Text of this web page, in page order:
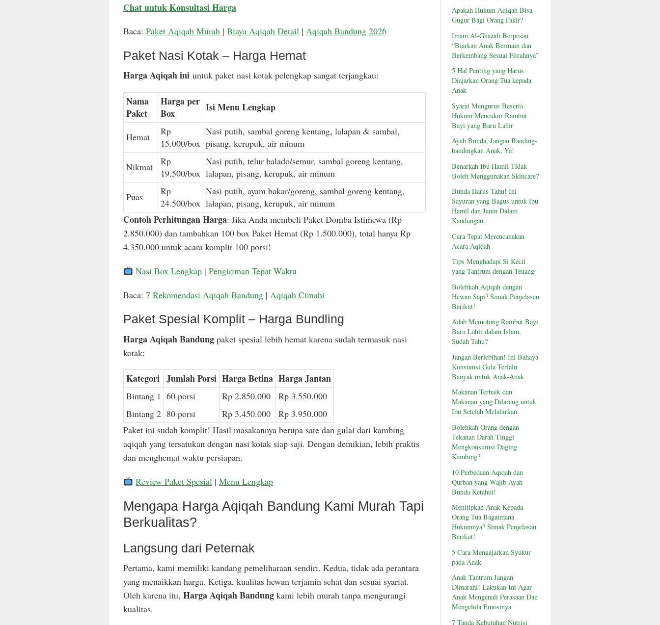
Chat untuk Konsultasi Harga
Baca: Paket Aqiqah Murah| Biaya Aqiqah Detail| Aqiqah Bandung 2026
Paket Nasi Kotak – Harga Hemat
Harga Aqiqah iniuntuk paket nasi kotak pelengkap sangat terjangkau:
Nama
Paket
Harga per
Box
Isi Menu Lengkap
Hemat
Rp
15.000/box
Nasi putih, sambal goreng kentang, lalapan & sambal,
pisang, kerupuk, air minum
Nikmat
Rp
19.500/box
Nasi putih, telur balado/semur, sambal goreng kentang,
lalapan, pisang, kerupuk, air minum
Puas
Rp
24.500/box
Nasi putih, ayam bakar/goreng, sambal goreng kentang,
lalapan, pisang, kerupuk, air minum
Contoh Perhitungan Harga: Jika Anda membeli Paket Domba Istimewa (Rp
2.850.000) dan tambahkan 100 box Paket Hemat (Rp 1.500.000), total hanya Rp
4.350.000 untuk acara komplit 100 porsi!
Nasi Box Lengkap |Pengiriman Tepat Waktu
Baca: 7 Rekomendasi Aqiqah Bandung| Aqiqah Cimahi
Paket Spesial Komplit – Harga Bundling
Harga Aqiqah Bandungpaket spesial lebih hemat karena sudah termasuk nasi
kotak:
Kategori Jumlah Porsi Harga Betina Harga Jantan
Bintang 1 60 porsi Rp 2.850.000
Rp 3.550.000
Bintang 2 80 porsi Rp 3.450.000
Rp 3.950.000
Paket ini sudah komplit! Hasil masakannya berupa sate dan gulai dari kambing
aqiqah yang tersatukan dengan nasi kotak siap saji. Dengan demikian, lebih praktis
dan menghemat waktu persiapan.
Review Paket Spesial |Menu Lengkap
Mengapa Harga Aqiqah Bandung Kami Murah Tapi
Berkualitas?
Langsung dari Peternak
Pertama, kami memiliki kandang pemeliharaan sendiri. Kedua, tidak ada perantara
yang menaikkan harga. Ketiga, kualitas hewan terjamin sehat dan sesuai syariat.
Oleh karena itu, Harga Aqiqah Bandungkami lebih murah tanpa mengurangi
kualitas.
Apakah Hukum Aqiqah Bisa
Gugur Bagi Orang Fakir?
Imam Al-Ghazali Berpesan
“Biarkan Anak Bermain dan
Berkembang Sesuai Fitrahnya”
5 Hal Penting yang Harus
Diajarkan Orang Tua kepada
Anak
Syarat Mengurus Beserta
Hukum Mencukur Rambut
Bayi yang Baru Lahir
Ayah Bunda, Jangan Banding-
bandingkan Anak, Ya!
Benarkah Ibu Hamil Tidak
Boleh Menggunakan Skincare?
Bunda Harus Tahu! Ini
Sayuran yang Bagus untuk Ibu
Hamil dan Janin Dalam
Kandungan
Cara Tepat Merencanakan
Acara Aqiqah
Tips Menghadapi Si Kecil
yang Tantrum dengan Tenang
Bolehkah Aqiqah dengan
Hewan Sapi? Simak Penjelasan
Berikut!
Adab Memotong Rambut Bayi
Baru Lahir dalam Islam,
Sudah Tahu?
Jangan Berlebihan! Ini Bahaya
Konsumsi Gula Terlalu
Banyak untuk Anak-Anak
Makanan Terbaik dan
Makanan yang Dilarang untuk
Ibu Setelah Melahirkan
Bolehkah Orang dengan
Tekanan Darah Tinggi
Mengkonsumsi Daging
Kambing?
10 Perbedaan Aqiqah dan
Qurban yang Wajib Ayah
Bunda Ketahui!
Menitipkan Anak Kepada
Orang Tua Bagaimana
Hukumnya? Simak Penjelasan
Berikut!
5 Cara Mengajarkan Syukur
pada Anak
Anak Tantrum Jangan
Dimarahi! Lakukan Ini Agar
Anak Mengenali Perasaan Dan
Mengelola Emosinya
7 Tanda Kebutuhan Nutrisi